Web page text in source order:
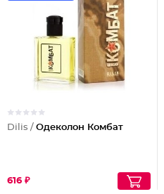
Dilis / Одеколон Комбат
616 ₽